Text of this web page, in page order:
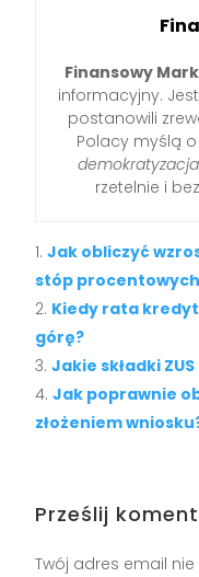
Finansowy
informacyjny.
postanowili
Polacy myślą
rzetelnie i
Jak obliczyć
stóp
Kiedy rata
górę?
Jakie składki
Jak poprawnie
złożeniem
Prześlij
Twój adres email